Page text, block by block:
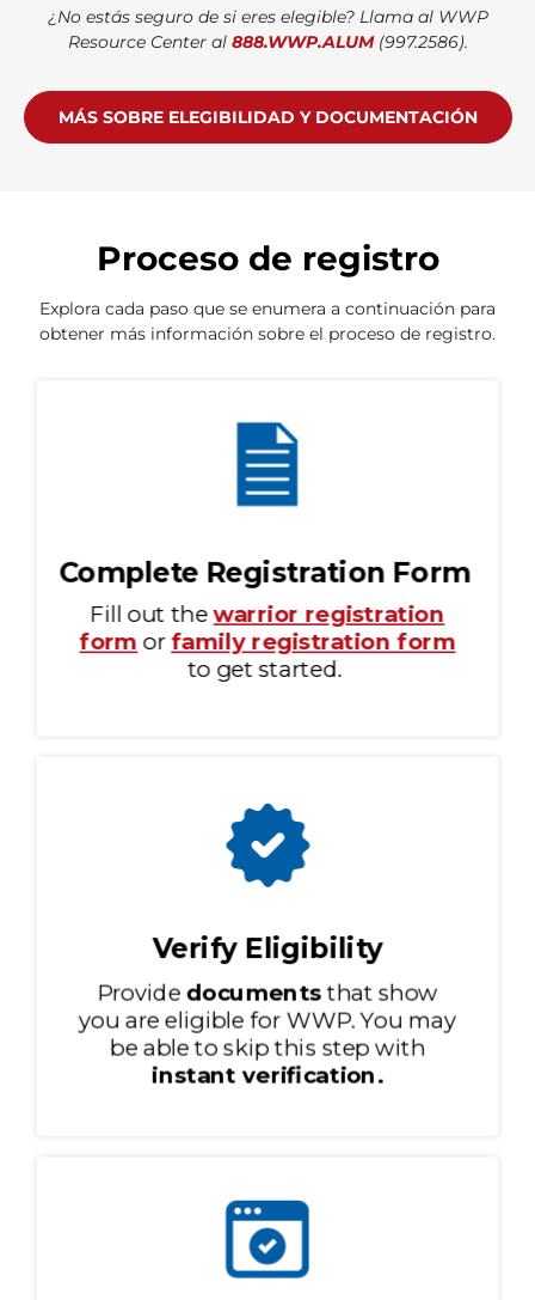
¿No estás seguro de si eres elegible? Llama al WWP
Resource Center al 888.WWP.ALUM(997.2586).
MÁS SOBRE ELEGIBILIDAD Y DOCUMENTACIÓN
Proceso de registro
Explora cada paso que se enumera a continuación para
obtener más información sobre el proceso de registro.